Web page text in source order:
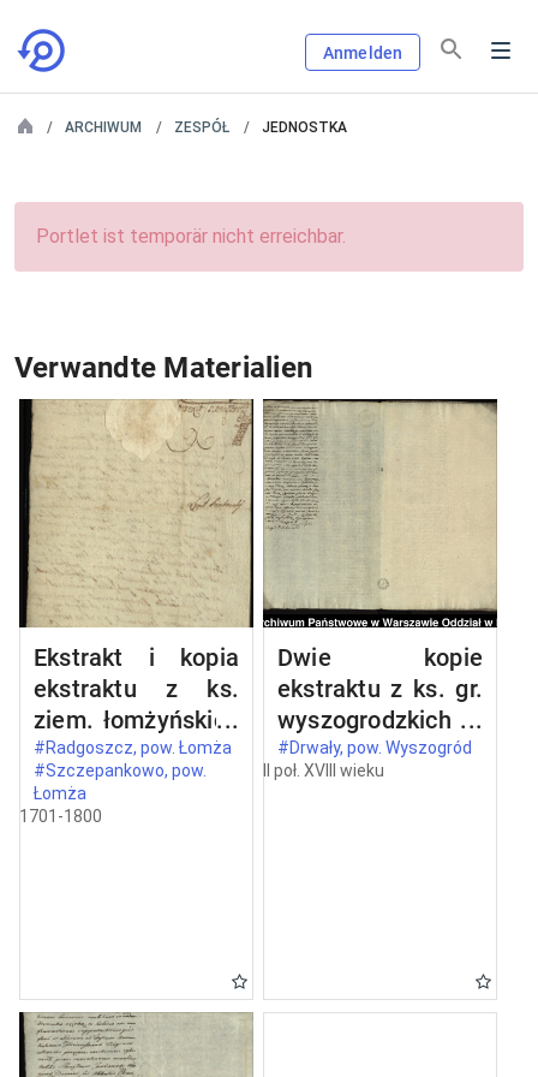
Anmelden
ARCHIWUM ZESPÓŁ JEDNOSTKA
Portlet ist temporär nicht erreichbar.
Verwandte Materialien
Ekstrakt i kopia
ekstraktu z ks.
ziem. łomżyńskich
wizji granic z 1524
roku między
dobrami opata
szlacheckimi
Radgoszcz
#Radgoszcz, pow. Łomża
#Szczepankowo, pow.
Łomża
1701-1800
Dwie kopie
ekstraktu z ks. gr.
wyszogrodzkich
oblaty z 1731 roku
dokumentu, w
przywilej
#Drwały, pow. Wyszogród
II poł. XVIII wieku